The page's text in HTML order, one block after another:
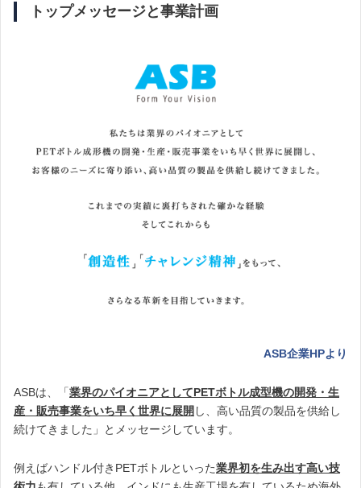
トップメッセージと事業計画
ASB企業HPより
ASBは、「業界のパイオニアとしてPETボトル成型機の開発・生
産・販売事業をいち早く世界に展開 し、高い品質の製品を供給し
続けてきました」とメッセージしています。
例えばハンドル付きPETボトルといった業界初を生み出す高い技